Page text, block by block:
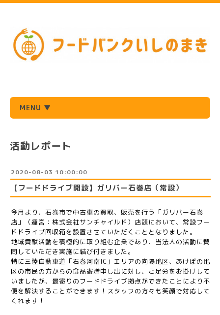
MENU ▼
活動レポート
2020-08-03 10:00:00
【フードドライブ開設】ガリバー石巻店（常設）
今月より、石巻市で中古車の買取、販売を行う「ガリバー石巻
店」（運営：株式会社サンチャイルド）店頭において、常設フー
ドドライブ回収箱を設置させていただくこととなりました。
地域貢献活動を積極的に取り組む企業であり、当法人の活動に賛
同していただき実施に結び付きました。
特に三陸自動車道「石巻河南IC」エリアの向陽地区、あけぼの地
区の市民の方からの食品寄贈申し出に対し、ご足労をお掛けして
いましたが、最寄りのフードドライブ拠点ができたことにより不
便を解決することができます！スタッフの方々も笑顔で対応して
くれます！